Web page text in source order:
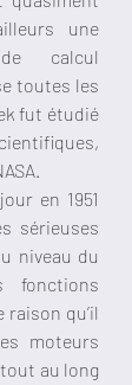
une
calcul
toutes les
fut étudié
en 1951
sérieuses
niveau du
fonctions
raison qu’il
moteurs
au long